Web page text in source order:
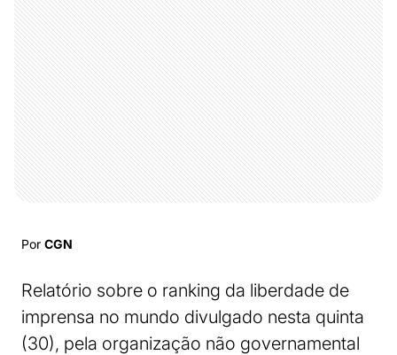
Por CGN
Relatório sobre o ranking da liberdade de
imprensa no mundo divulgado nesta quinta
(30), pela organização não governamental